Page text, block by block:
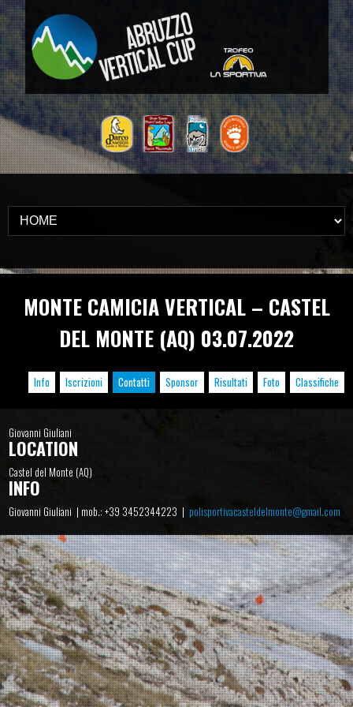
MONTE CAMICIA VERTICAL – CASTEL
DEL MONTE (AQ) 03.07.2022
Info Iscrizioni Contatti Sponsor Risultati Foto Classifiche
Giovanni Giuliani
LOCATION
Castel del Monte (AQ)
INFO
Giovanni Giuliani | mob.: +39 3452344223 | polisportivacasteldelmonte@gmail.com